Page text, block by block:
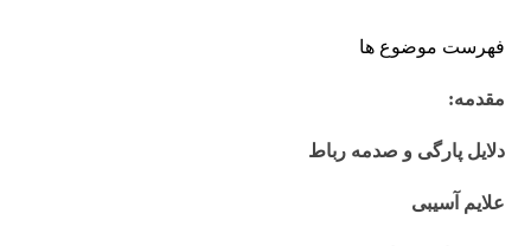
فهرست موضوع ها
مقدمه:
دلایل پارگی و صدمه رباط
علایم آسیبی